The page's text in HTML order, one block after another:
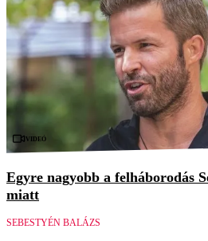
Videó
Egyre nagyobb a felháborodás
miatt
SEBESTYÉN BALÁZS